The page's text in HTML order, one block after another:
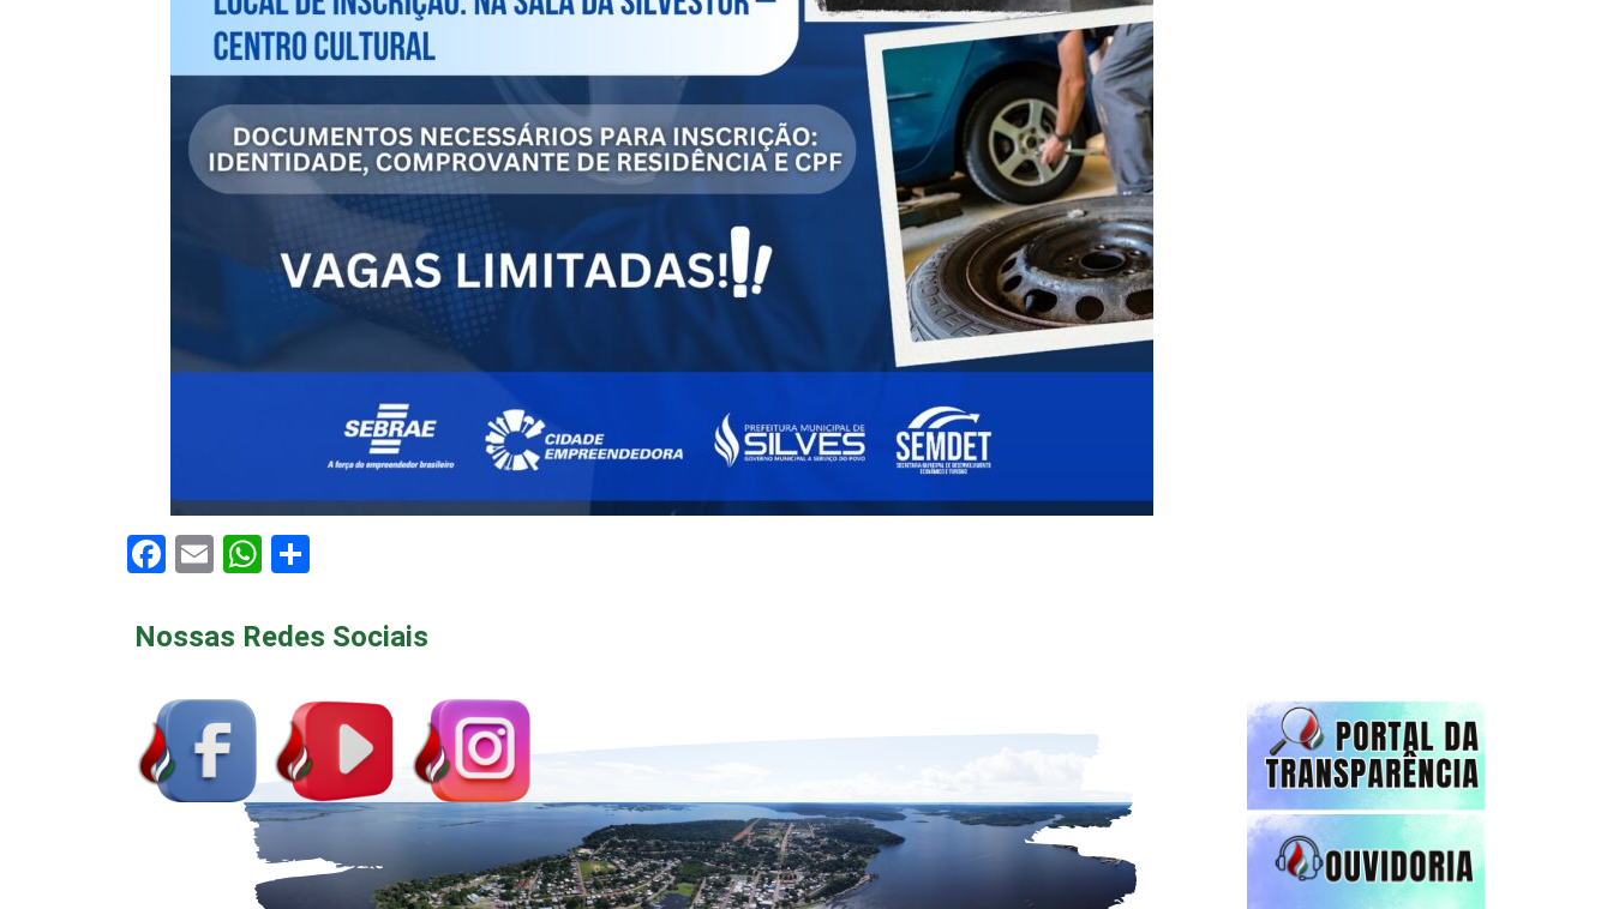
Facebook
EmailWhatsApp
Nossas Redes Sociais